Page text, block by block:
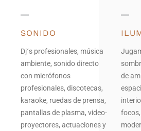
Quiénes somos
Contacto
SONIDO
Dj´s profesionales, música
ambiente, sonido directo
con micrófonos
profesionales, discotecas,
karaoke, ruedas de prensa,
pantallas de plasma, video-
proyectores, actuaciones y
de